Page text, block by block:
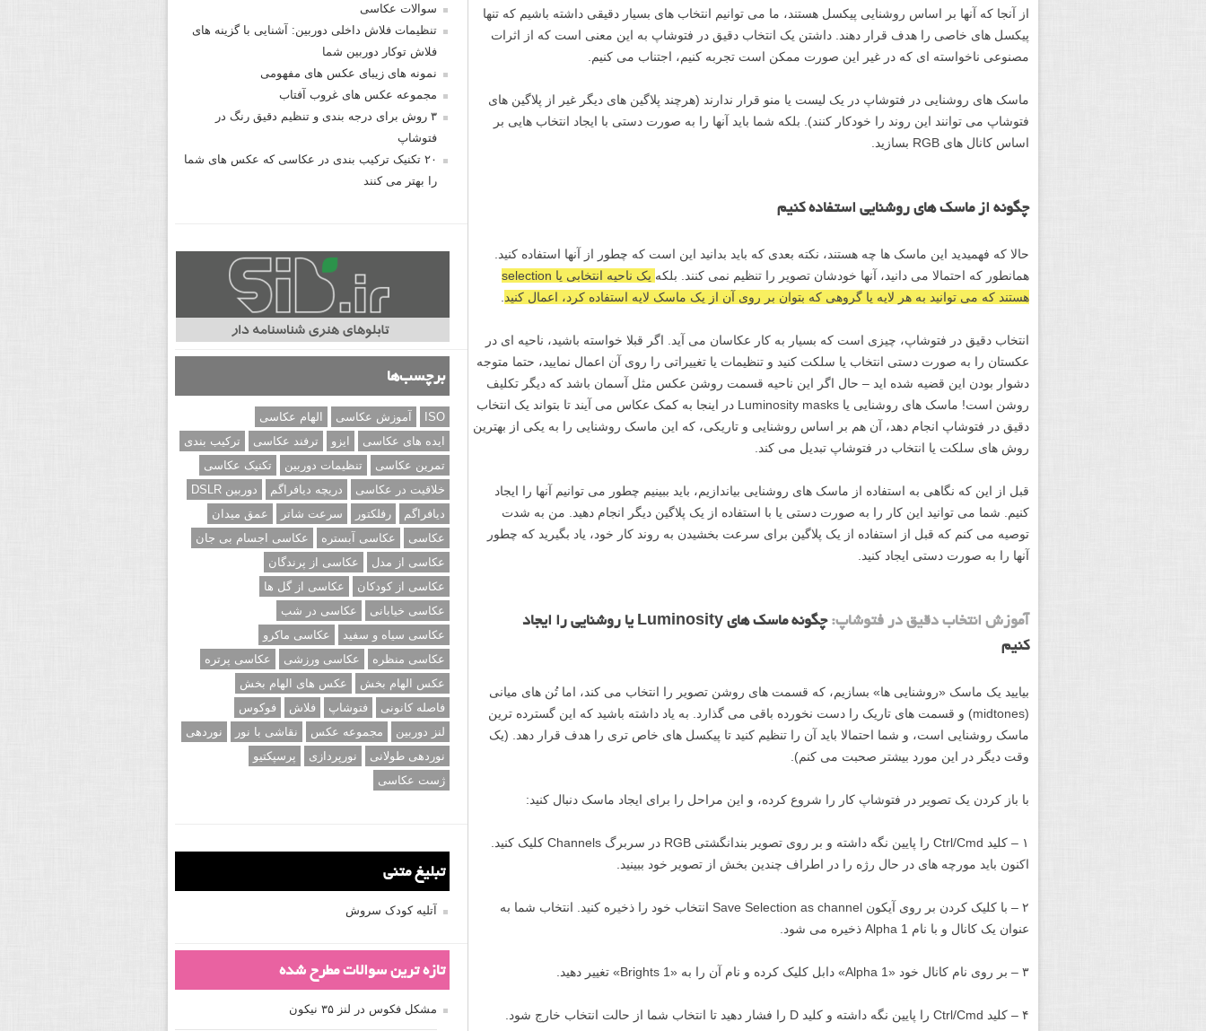
از آنجا که آنها بر اساس روشنایی پیکسل هستند، ما می توانیم انتخاب های بسیار دقیقی داشته باشیم که تنها
پیکسل های خاصی را هدف قرار دهند. داشتن یک انتخاب دقیق در فتوشاپ به این معنی است که از اثرات
مصنوعی ناخواسته ای که در غیر این صورت ممکن است تجربه کنیم، اجتناب می کنیم.
ماسک های روشنایی در فتوشاپ در یک لیست یا منو قرار ندارند (هرچند پلاگین های دیگر غیر از پلاگین های
فتوشاپ می توانند این روند را خودکار کنند). بلکه شما باید آنها را به صورت دستی با ایجاد انتخاب هایی بر
اساس کانال های RGB بسازید.
چگونه از ماسک های روشنایی استفاده کنیم
حالا که فهمیدید این ماسک ها چه هستند، نکته بعدی که باید بدانید این است که چطور از آنها استفاده کنید.
همانطور که احتمالا می دانید، آنها خودشان تصویر را تنظیم نمی کنند. بلکه
یک ناحیه انتخابی یا selection
هستند که می توانید به هر لایه یا گروهی که بتوان بر روی آن از یک ماسک لایه استفاده کرد، اعمال کنید
انتخاب دقیق در فتوشاپ، چیزی است که بسیار به کار عکاسان می آید. اگر قبلا خواسته باشید، ناحیه ای در
عکستان را به صورت دستی انتخاب یا سلکت کنید و تنظیمات یا تغییراتی را روی آن اعمال نمایید، حتما متوجه
دشوار بودن این قضیه شده اید – حال اگر این ناحیه قسمت روشن عکس مثل آسمان باشد که دیگر تکلیف
روشن است! ماسک های روشنایی یا Luminosity masks در اینجا به کمک عکاس می آیند تا بتواند یک انتخاب
دقیق در فتوشاپ انجام دهد، آن هم بر اساس روشنایی و تاریکی، که این ماسک روشنایی را به یکی از بهترین
روش های سلکت یا انتخاب در فتوشاپ تبدیل می کند.
قبل از این که نگاهی به استفاده از ماسک های روشنایی بیاندازیم، باید ببینیم چطور می توانیم آنها را ایجاد
کنیم. شما می توانید این کار را به صورت دستی یا با استفاده از یک پلاگین دیگر انجام دهید. من به شدت
توصیه می کنم که قبل از استفاده از یک پلاگین برای سرعت بخشیدن به روند کار خود، یاد بگیرید که چطور
آنها را به صورت دستی ایجاد کنید.
آموزش انتخاب دقیق در فتوشاپ:
چگونه ماسک های Luminosity یا روشنایی را ایجاد
کنیم
بیایید یک ماسک «روشنایی ها» بسازیم، که قسمت های روشن تصویر را انتخاب می کند، اما تُن های میانی
(midtones) و قسمت های تاریک را دست نخورده باقی می گذارد. به یاد داشته باشید که این گسترده ترین
ماسک روشنایی است، و شما احتمالا باید آن را تنظیم کنید تا پیکسل های خاص تری را هدف قرار دهد. (یک
وقت دیگر در این مورد بیشتر صحبت می کنم).
با باز کردن یک تصویر در فتوشاپ کار را شروع کرده، و این مراحل را برای ایجاد ماسک دنبال کنید:
۱ – کلید Ctrl/Cmd را پایین نگه داشته و بر روی تصویر بندانگشتی RGB در سربرگ Channels کلیک کنید.
اکنون باید مورچه های در حال رژه را در اطراف چندین بخش از تصویر خود ببینید.
۲ – با کلیک کردن بر روی آیکون Save Selection as channel انتخاب خود را ذخیره کنید. انتخاب شما به
عنوان یک کانال و با نام Alpha 1 ذخیره می شود.
۳ – بر روی نام کانال خود «Alpha 1» دابل کلیک کرده و نام آن را به «Brights 1» تغییر دهید.
۴ – کلید Ctrl/Cmd را پایین نگه داشته و کلید D را فشار دهید تا انتخاب شما از حالت انتخاب خارج شود.
سوالات عکاسی
تنظیمات فلاش داخلی دوربین: آشنایی با گزینه های
فلاش توکار دوربین شما
نمونه های زیبای عکس های مفهومی
مجموعه عکس های غروب آفتاب
۳ روش برای درجه بندی و تنظیم دقیق رنگ در
فتوشاپ
۲۰ تکنیک ترکیب بندی در عکاسی که عکس های شما
را بهتر می کنند
برچسب‌ها
ISO آموزش عکاسی
الهام عکاسی
ایده های عکاسی
ایزو ترفند عکاسی
ترکیب بندی
تمرین عکاسی
تنظیمات دوربین
تکنیک عکاسی
خلاقیت در عکاسی
دریچه دیافراگم
دوربین DSLR
دیافراگم
رفلکتور سرعت شاتر
عمق میدان
عکاسی
عکاسی آبستره
عکاسی اجسام بی جان
عکاسی از مدل
عکاسی از پرندگان
عکاسی از کودکان
عکاسی از گل ها
عکاسی خیابانی
عکاسی در شب
عکاسی سیاه و سفید
عکاسی ماکرو
عکاسی منظره
عکاسی ورزشی
عکاسی پرتره
عکس الهام بخش
عکس های الهام بخش
فاصله کانونی
فتوشاپ فلاش
فوکوس
لنز دوربین
مجموعه عکس نقاشی با نور
نوردهی
نوردهی طولانی
نورپردازی
پرسپکتیو
ژست عکاسی
تبلیغ متنی
آتلیه کودک سروش
تازه ترین سوالات مطرح شده
مشکل فکوس در لنز ۳۵ نیکون